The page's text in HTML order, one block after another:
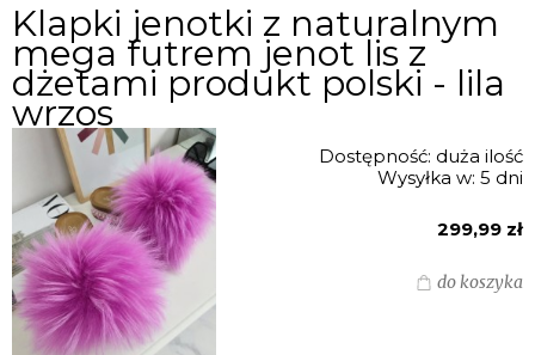
Klapki jenotki z naturalnym
mega futrem jenot lis z
dżetami produkt polski - lila
wrzos
Dostępność: duża ilość
Wysyłka w: 5 dni
299,99 zł
do koszyka